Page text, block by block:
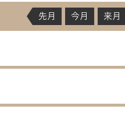
先月 今月 来月